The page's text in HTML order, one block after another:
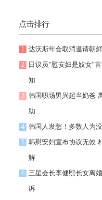
点击排行
1 达沃斯年会取消邀请朝
2 日议员"慰安妇是妓女"
知
3 韩国职场男兴起当奶爸
助
4 韩国人发愁！多数人为
5 韩慰安妇宣布协议无效
解
6 三星会长李健熙长女离
诉